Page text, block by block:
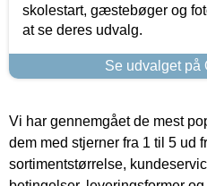
skolestart, gæstebøger og
at se deres udvalg.
Se udvalget på
Vi har gennemgået de mest
dem med stjerner fra 1 til 5 ud
sortimentstørrelse,